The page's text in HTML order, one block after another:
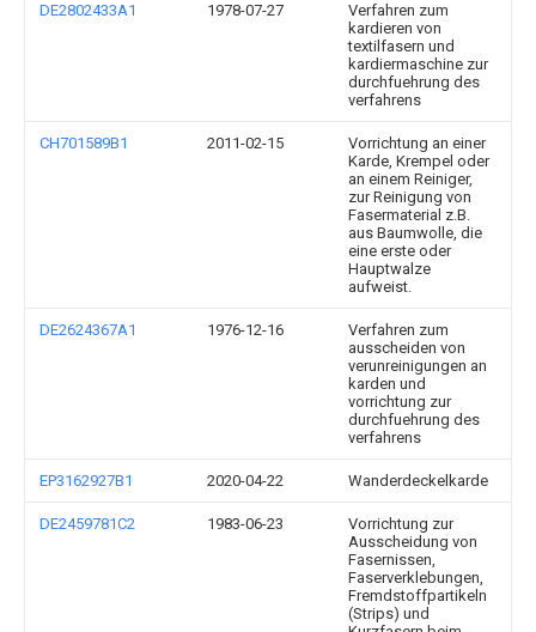
DE2802433A1 1978-07-27
Verfahren zum
kardieren von
textilfasern und
kardiermaschine zur
durchfuehrung des
verfahrens
CH701589B1 2011-02-15
Vorrichtung an einer
Karde, Krempel oder
an einem Reiniger,
zur Reinigung von
Fasermaterial z.B.
aus Baumwolle, die
eine erste oder
Hauptwalze
aufweist.
DE2624367A1 1976-12-16
Verfahren zum
ausscheiden von
verunreinigungen an
karden und
vorrichtung zur
durchfuehrung des
verfahrens
EP3162927B1 2020-04-22 Wanderdeckelkarde
DE2459781C2 1983-06-23
Vorrichtung zur
Ausscheidung von
Fasernissen,
Faserverklebungen,
Fremdstoffpartikeln
(Strips) und